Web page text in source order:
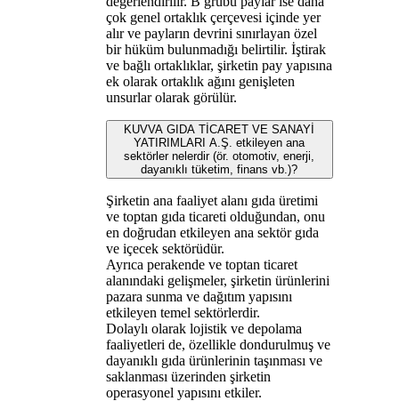
çok genel ortaklık çerçevesi içinde yer
alır ve payların devrini sınırlayan özel
bir hüküm bulunmadığı belirtilir. İştirak
ve bağlı ortaklıklar, şirketin pay yapısına
ek olarak ortaklık ağını genişleten
unsurlar olarak görülür.
KUVVA GIDA TİCARET VE SANAYİ
YATIRIMLARI A.Ş. etkileyen ana
sektörler nelerdir (ör. otomotiv, enerji,
dayanıklı tüketim, finans vb.)?
Şirketin ana faaliyet alanı gıda üretimi
ve toptan gıda ticareti olduğundan, onu
en doğrudan etkileyen ana sektör gıda
ve içecek sektörüdür.
Ayrıca perakende ve toptan ticaret
alanındaki gelişmeler, şirketin ürünlerini
pazara sunma ve dağıtım yapısını
etkileyen temel sektörlerdir.
Dolaylı olarak lojistik ve depolama
faaliyetleri de, özellikle dondurulmuş ve
dayanıklı gıda ürünlerinin taşınması ve
saklanması üzerinden şirketin
operasyonel yapısını etkiler.